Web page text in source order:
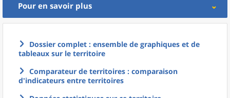
Pour en savoir plus
Dossier complet : ensemble de graphiques et de
tableaux sur le territoire
Comparateur de territoires : comparaison
d'indicateurs entre territoires